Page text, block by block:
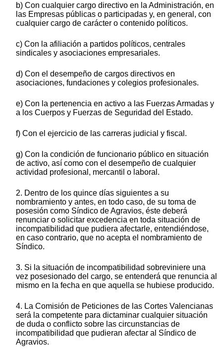
b) Con cualquier cargo directivo en la Administración, en
las Empresas públicas o participadas y, en general, con
cualquier cargo de carácter o contenido políticos.
c) Con la afiliación a partidos políticos, centrales
sindicales y asociaciones empresariales.
d) Con el desempeño de cargos directivos en
asociaciones, fundaciones y colegios profesionales.
e) Con la pertenencia en activo a las Fuerzas Armadas y
a los Cuerpos y Fuerzas de Seguridad del Estado.
f) Con el ejercicio de las carreras judicial y fiscal.
g) Con la condición de funcionario público en situación
de activo, así como con el desempeño de cualquier
actividad profesional, mercantil o laboral.
2. Dentro de los quince días siguientes a su
nombramiento y antes, en todo caso, de su toma de
posesión como Síndico de Agravios, éste deberá
renunciar o solicitar excedencia en toda situación de
incompatibilidad que pudiera afectarle, entendiéndose,
en caso contrario, que no acepta el nombramiento de
Síndico.
3. Si la situación de incompatibilidad sobreviniere una
vez posesionado del cargo, se entenderá que renuncia al
mismo en la fecha en que aquella se hubiese producido.
4. La Comisión de Peticiones de las Cortes Valencianas
será la competente para dictaminar cualquier situación
de duda o conflicto sobre las circunstancias de
incompatibilidad que pudieran afectar al Síndico de
Agravios.